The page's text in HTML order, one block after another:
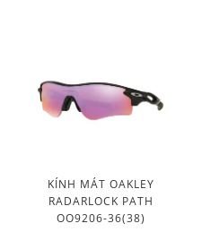
KÍNH MÁT OAKLEY
RADARLOCK PATH
OO9206-36(38)